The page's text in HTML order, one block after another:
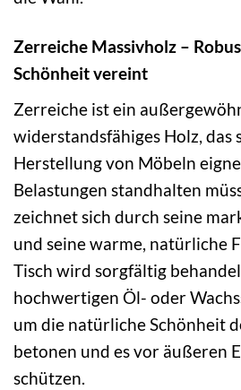
Zerreiche Massivholz –
Schönheit vereint
Zerreiche ist ein
widerstandsfähiges Holz, das
Herstellung von Möbeln
Belastungen standhalten
zeichnet sich durch seine
und seine warme, natürliche
Tisch wird sorgfältig
hochwertigen Öl- oder
um die natürliche Schönheit
betonen und es vor äußeren
schützen.